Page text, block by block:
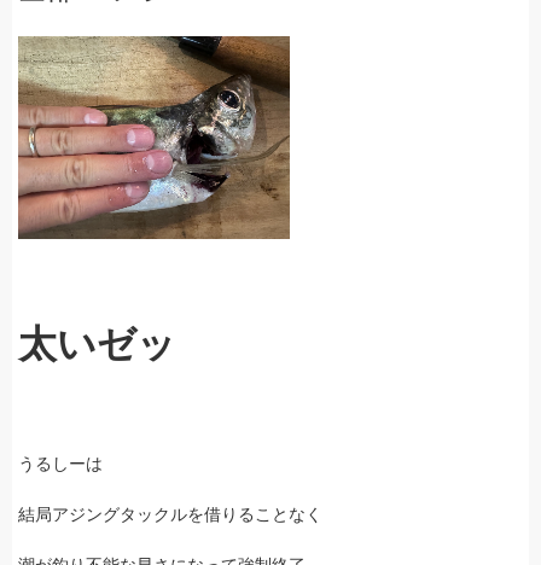
太いゼッ
うるしーは
結局アジングタックルを借りることなく